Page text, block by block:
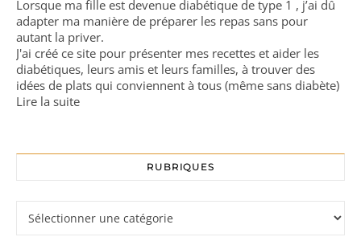
Lorsque ma fille est devenue diabétique de type 1 , j’ai dû
adapter ma manière de préparer les repas sans pour
autant la priver.
J'ai créé ce site pour présenter mes recettes et aider les
diabétiques, leurs amis et leurs familles, à trouver des
idées de plats qui conviennent à tous (même sans diabète)
Lire la suite
RUBRIQUES